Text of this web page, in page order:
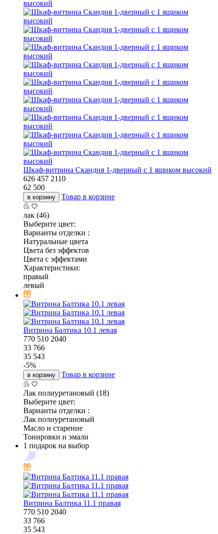
Шкаф-витрина Скандия 1-дверный с 1 ящиком высокий
626 457 2110
62 500
в корзину Товар в корзине
лак (46)
Выберите цвет:
Варианты отделки :
Натуральные цвета
Цвета без эффектов
Цвета с эффектами
Характеристики:
правый
левый
Витрина Балтика 10.1 левая
770 510 2040
33 766
35 543
-5%
в корзину Товар в корзине
Лак полиуретановый (18)
Выберите цвет:
Варианты отделки :
Лак полиуретановый
Масло и старение
Тонировки и эмали
1 подарок на выбор
Витрина Балтика 11.1 правая
770 510 2040
33 766
35 543